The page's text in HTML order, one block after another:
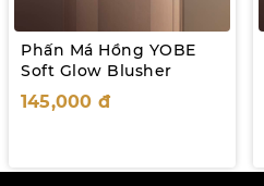
Phấn Má Hồng YOBE
Soft Glow Blusher
145,000 đ